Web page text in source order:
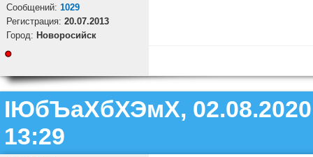
Cообщений: 1029
Регистрация: 20.07.2013
Город: Новоросийск
ІЮбЪаХбХЭмХ,
13:29